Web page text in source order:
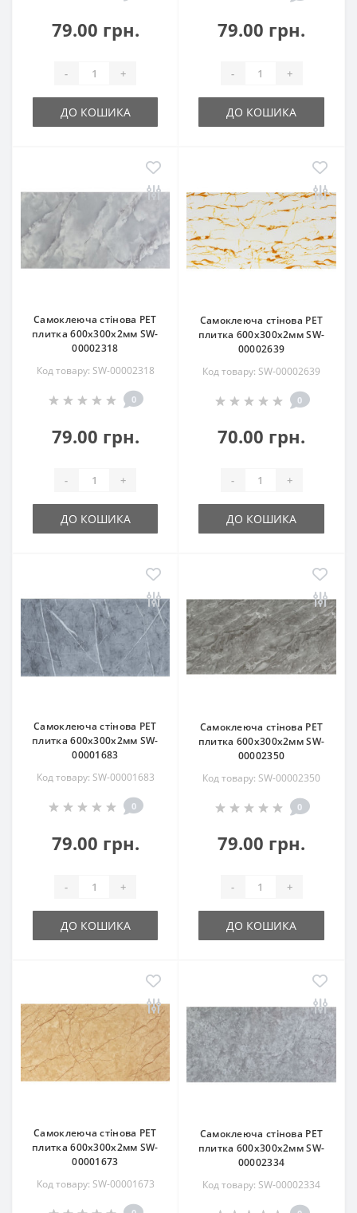
79.00 грн.
- +
ДО КОШИКА
79.00 грн.
- +
ДО КОШИКА
Самоклеюча стінова PET
плитка 600х300х2мм SW-
00002318
Код товару: SW-00002318
0
79.00 грн.
- +
ДО КОШИКА
Самоклеюча стінова PET
плитка 600х300х2мм SW-
00002639
Код товару: SW-00002639
0
70.00 грн.
- +
ДО КОШИКА
Самоклеюча стінова PET
плитка 600х300х2мм SW-
00001683
Код товару: SW-00001683
0
79.00 грн.
- +
ДО КОШИКА
Самоклеюча стінова PET
плитка 600х300х2мм SW-
00002350
Код товару: SW-00002350
0
79.00 грн.
- +
ДО КОШИКА
Самоклеюча стінова PET
плитка 600х300х2мм SW-
00001673
Код товару: SW-00001673
Самоклеюча стінова PET
плитка 600х300х2мм SW-
00002334
Код товару: SW-00002334